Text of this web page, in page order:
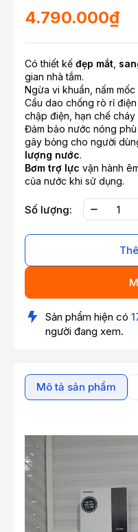
4.790.000₫
Có thiết kế đẹp mắt,
gian nhà tắm.
Ngừa vi khuẩn, nấm
Cầu dao chống rò rỉ điện
chập điện, hạn chế cháy
Đảm bảo nước nóng
gây bỏng cho người
lượng nước.
Bơm trợ lực vận hành
của nước khi sử dụng.
Số lượng:
Sản phẩm hiện có
người đang xem.
Mô tả sản phẩm